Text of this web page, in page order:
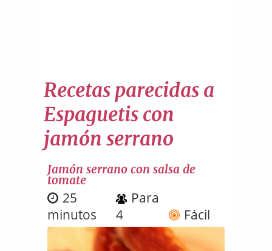
Recetas parecidas a
Espaguetis con
jamón serrano
Jamón serrano con salsa de
tomate
25
minutos
Para
4
Fácil